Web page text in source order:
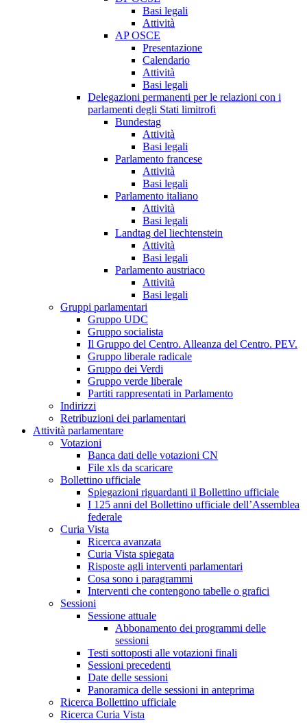
Basi legali
Attività
AP OSCE
Presentazione
Calendario
Attività
Basi legali
Delegazioni permanenti per le relazioni con i
parlamenti degli Stati limitrofi
Bundestag
Attività
Basi legali
Parlamento francese
Attività
Basi legali
Parlamento italiano
Attività
Basi legali
Landtag del liechtenstein
Attività
Basi legali
Parlamento austriaco
Attività
Basi legali
Gruppi parlamentari
Gruppo UDC
Gruppo socialista
Il Gruppo del Centro. Alleanza del Centro. PEV.
Gruppo liberale radicale
Gruppo dei Verdi
Gruppo verde liberale
Partiti rappresentati in Parlamento
Indirizzi
Retribuzioni dei parlamentari
Attività parlamentare
Votazioni
Banca dati delle votazioni CN
File xls da scaricare
Bollettino ufficiale
Spiegazioni riguardanti il Bollettino ufficiale
I 125 anni del Bollettino ufficiale dell’Assemblea
federale
Curia Vista
Ricerca avanzata
Curia Vista spiegata
Risposte agli interventi parlamentari
Cosa sono i paragrammi
Interventi che contengono tabelle o grafici
Sessioni
Sessione attuale
Abbonamento dei programmi delle
sessioni
Testi sottoposti alle votazioni finali
Sessioni precedenti
Date delle sessioni
Panoramica delle sessioni in anteprima
Ricerca Bollettino ufficiale
Ricerca Curia Vista